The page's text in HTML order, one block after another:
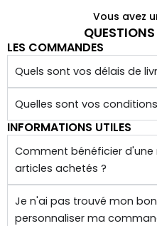
Vous avez
QUESTIONS
LES COMMANDES
Quels sont vos délais de
Quelles sont vos
INFORMATIONS UTILES
Comment bénéficier d'une
articles achetés ?
Je n'ai pas trouvé mon
personnaliser ma